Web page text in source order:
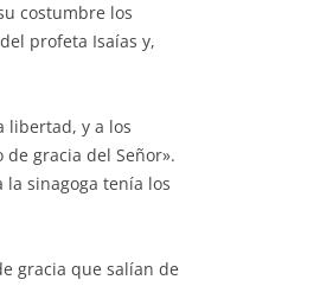
aumentar
o
volumen.
costumbre los
profeta Isaías y,
libertad, y a los
gracia del Señor».
sinagoga tenía los
gracia que salían de